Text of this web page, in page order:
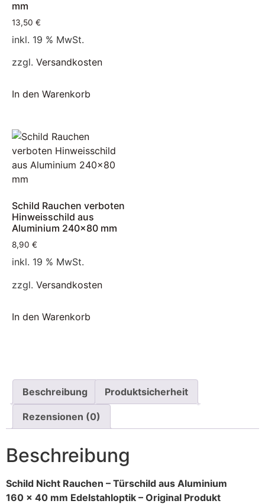
mm
13,50 €
inkl. 19 % MwSt.
zzgl. Versandkosten
In den Warenkorb
Schild Rauchen verboten
Hinweisschild aus
Aluminium 240×80 mm
8,90 €
inkl. 19 % MwSt.
zzgl. Versandkosten
In den Warenkorb
Beschreibung Produktsicherheit
Rezensionen (0)
Beschreibung
Schild Nicht Rauchen – Türschild aus Aluminium
160 x 40 mm Edelstahloptik – Original Produkt